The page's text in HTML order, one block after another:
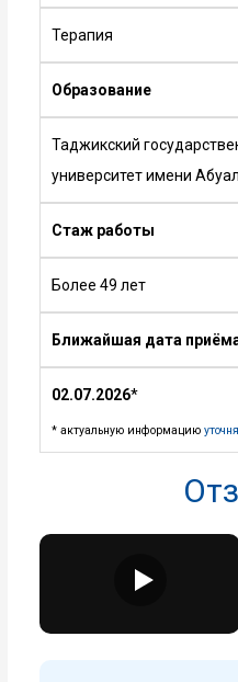
Терапия
Образование
Таджикский
университет имени
Стаж работы
Более 49 лет
Ближайшая дата
02.07.2026*
* актуальную информацию